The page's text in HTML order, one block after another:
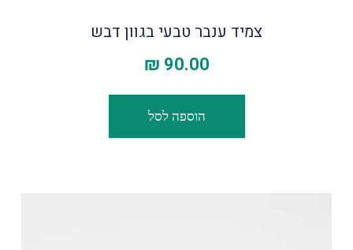
צמיד ענבר טבעי בגוון דבש
90.00
₪
הוספה לסל